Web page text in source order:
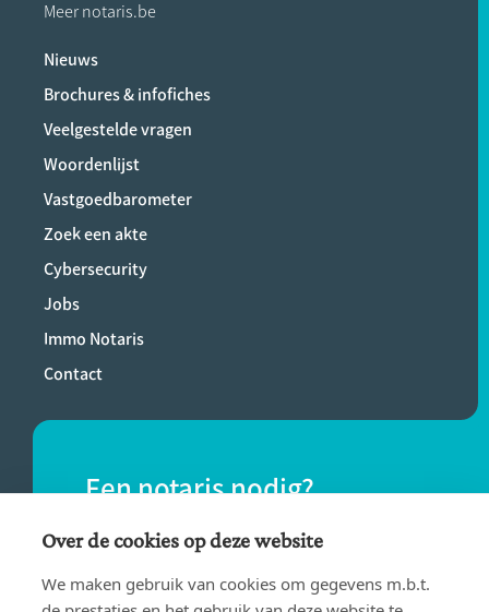
Meer notaris.be
Nieuws
Brochures & infofiches
Veelgestelde vragen
Woordenlijst
Vastgoedbarometer
Zoek een akte
Cybersecurity
Jobs
Immo Notaris
Contact
Een notaris nodig?
Vind eenvoudig een notaris bij jou in de
buurt.
Over de cookies op deze website
We maken gebruik van cookies om gegevens m.b.t.